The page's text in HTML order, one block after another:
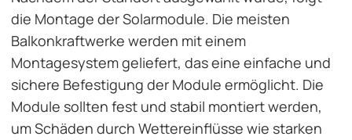
die Montage der Solarmodule. Die meisten
Balkonkraftwerke werden mit einem
Montagesystem geliefert, das eine einfache und
sichere Befestigung der Module ermöglicht. Die
Module sollten fest und stabil montiert werden,
um Schäden durch Wettereinflüsse wie starken